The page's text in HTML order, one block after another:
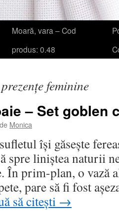
Moară, vara – Cod
produs: 0.48
prezențe feminine
– Set goblen
de Monica
își găsește
spre liniștea naturii
În prim-plan, o vază
pare să fi fost
să citești →